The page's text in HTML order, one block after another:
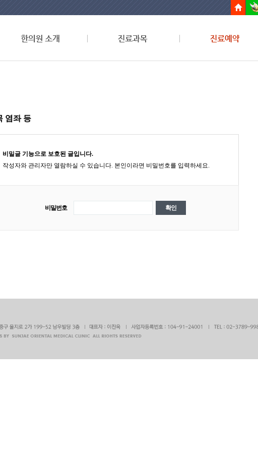
염좌 등
비밀글 기능으로 보호된 글입니다.
작성자와 관리자만 열람하실 수 있습니다. 본인이라면 비밀번호를 입력하세요.
비밀번호